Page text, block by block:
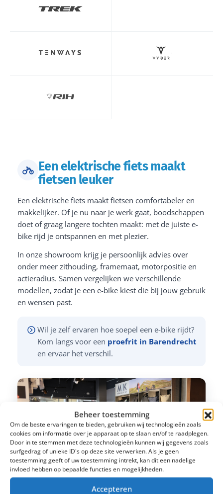
Beheer toestemming
Om de beste ervaringen te bieden, gebruiken wij technologieën zoals
cookies om informatie over je apparaat op te slaan en/of te raadplegen.
Door in te stemmen met deze technologieën kunnen wij gegevens zoals
surfgedrag of unieke ID's op deze site verwerken. Als je geen
toestemming geeft of uw toestemming intrekt, kan dit een nadelige
invloed hebben op bepaalde functies en mogelijkheden.
Accepteren
Een elektrische fiets maakt
fietsen leuker
Een elektrische fiets maakt fietsen comfortabeler en
makkelijker. Of je nu naar je werk gaat, boodschappen
doet of graag langere tochten maakt: met de juiste e-
bike rijd je ontspannen en met plezier.
In onze showroom krijg je persoonlijk advies over
onder meer zithouding, framemaat, motorpositie en
actieradius. Samen vergelijken we verschillende
modellen, zodat je een e-bike kiest die bij jouw gebruik
en wensen past.
Wil je zelf ervaren hoe soepel een e-bike rijdt?
Kom langs voor een proefrit in Barendrecht
en ervaar het verschil.